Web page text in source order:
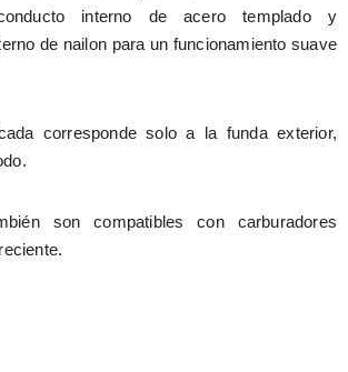
interno de acero templado y
de nailon para un funcionamiento suave
corresponde solo a la funda exterior,
son compatibles con carburadores